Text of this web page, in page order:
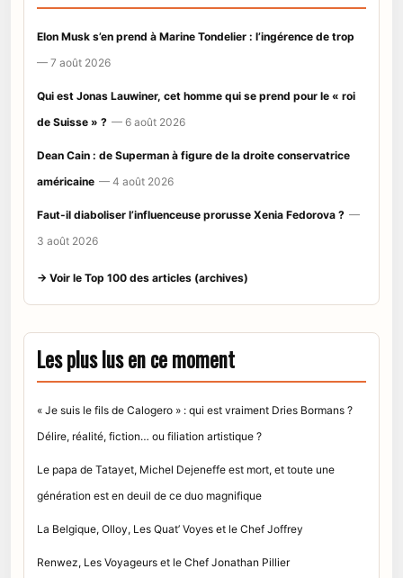
Elon Musk s’en prend à Marine Tondelier : l’ingérence de trop
— 7 août 2026
Qui est Jonas Lauwiner, cet homme qui se prend pour le « roi
de Suisse » ? — 6 août 2026
Dean Cain : de Superman à figure de la droite conservatrice
américaine — 4 août 2026
Faut-il diaboliser l’influenceuse prorusse Xenia Fedorova ? —
3 août 2026
→ Voir le Top 100 des articles (archives)
Les plus lus en ce moment
« Je suis le fils de Calogero » : qui est vraiment Dries Bormans ?
Délire, réalité, fiction… ou filiation artistique ?
Le papa de Tatayet, Michel Dejeneffe est mort, et toute une
génération est en deuil de ce duo magnifique
La Belgique, Olloy, Les Quat’ Voyes et le Chef Joffrey
Renwez, Les Voyageurs et le Chef Jonathan Pillier